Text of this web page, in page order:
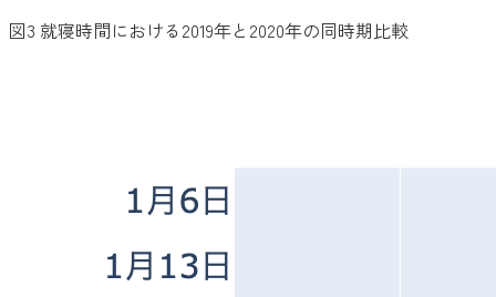
図3 就寝時間における2019年と2020年の同時期比較